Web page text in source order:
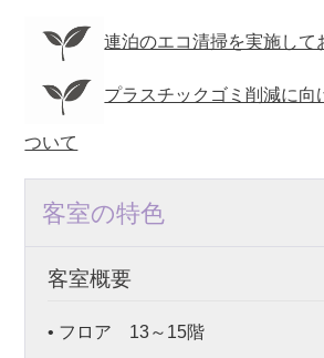
連泊のエコ清掃を実施して
プラスチックゴミ削減に向
ついて
客室の特色
客室概要
• フロア 13～15階